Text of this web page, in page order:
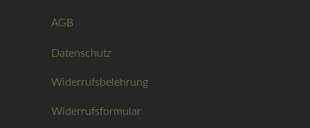
AGB
Datenschutz
Widerrufsbelehrung
Widerrufsformular